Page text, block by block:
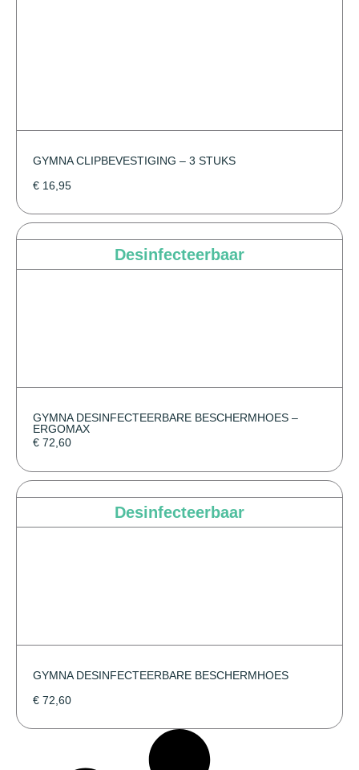
GYMNA CLIPBEVESTIGING – 3 STUKS
€ 16,95
Desinfecteerbaar
GYMNA DESINFECTEERBARE BESCHERMHOES –
ERGOMAX
€ 72,60
Desinfecteerbaar
GYMNA DESINFECTEERBARE BESCHERMHOES
€ 72,60